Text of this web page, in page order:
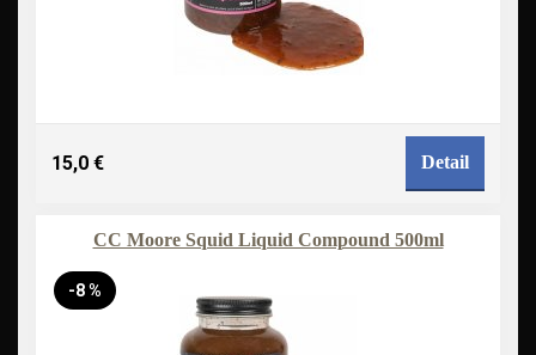
15,0 € Detail
CC Moore Squid Liquid Compound 500ml
-8 %